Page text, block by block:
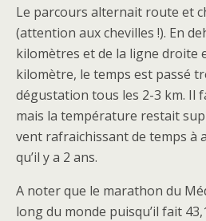
Le parcours alternait route et
(attention aux chevilles !). En
kilomètres et de la ligne droite
kilomètre, le temps est passé
dégustation tous les 2-3 km. Il
mais la température restait
vent rafraichissant de temps à
qu’il y a 2 ans.
A noter que le marathon du
long du monde puisqu’il fait